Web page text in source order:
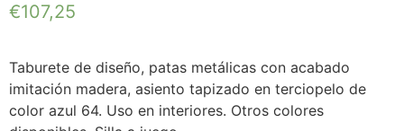
€107,25
Taburete de diseño, patas metálicas con acabado
imitación madera, asiento tapizado en terciopelo de
color azul 64. Uso en interiores. Otros colores